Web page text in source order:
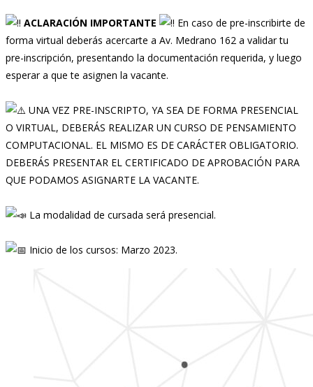
ACLARACIÓN IMPORTANTE
En caso de pre-inscribirte de
forma virtual deberás acercarte a Av. Medrano 162 a validar tu
pre-inscripción, presentando la documentación requerida, y luego
esperar a que te asignen la vacante.⁣⁣⁣⁣⁣
UNA VEZ PRE-INSCRIPTO, YA SEA DE FORMA PRESENCIAL
O VIRTUAL, DEBERÁS REALIZAR UN CURSO DE PENSAMIENTO
COMPUTACIONAL. EL MISMO ES DE CARÁCTER OBLIGATORIO.
DEBERÁS PRESENTAR EL CERTIFICADO DE APROBACIÓN PARA
QUE PODAMOS ASIGNARTE LA VACANTE.⁣⁣
La modalidad de cursada será presencial.⁣⁣⁣⁣⁣⁣⁣⁣⁣⁣
Inicio de los cursos: Marzo 2023.⁣⁣⁣